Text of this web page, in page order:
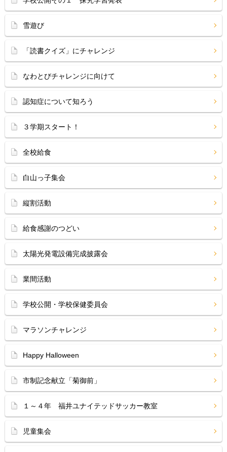
雪遊び
「読書クイズ」にチャレンジ
なわとびチャレンジに向けて
認知症について知ろう
３学期スタート！
全校給食
白山っ子集会
縦割活動
給食感謝のつどい
太陽光発電設備完成披露会
業間活動
学校公開・学校保健委員会
マラソンチャレンジ
Happy Halloween
市制記念献立「菊御前」
１～４年 福井ユナイテッドサッカー教室
児童集会